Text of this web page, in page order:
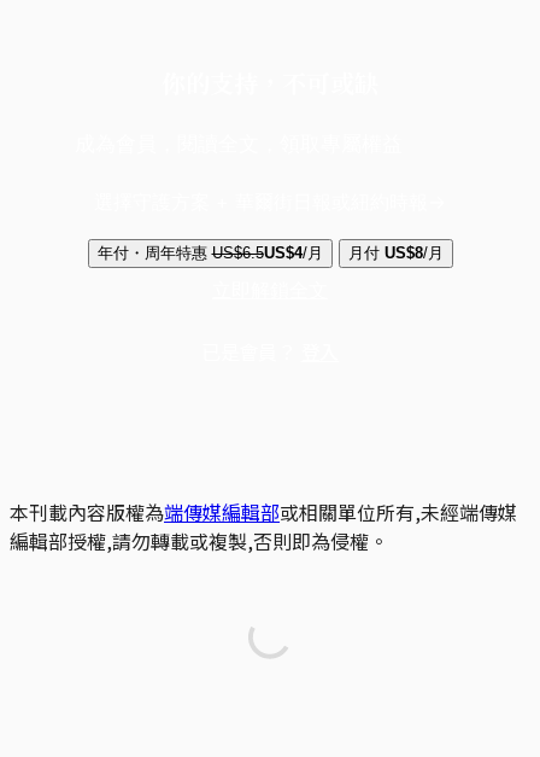
年付・周年特惠 US$6.5US$4/月 月付 US$8/月
本刊載內容版權為端傳媒編輯部或相關單位所有,未經端傳媒
編輯部授權,請勿轉載或複製,否則即為侵權。